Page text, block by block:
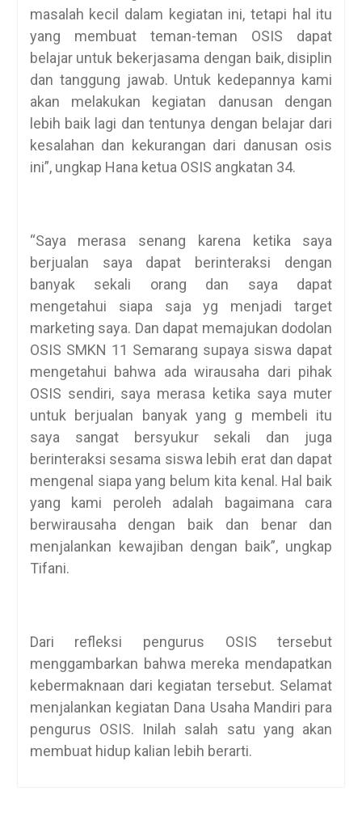
masalah kecil dalam kegiatan ini, tetapi hal itu
yang membuat teman-teman OSIS dapat
belajar untuk bekerjasama dengan baik, disiplin
dan tanggung jawab. Untuk kedepannya kami
akan melakukan kegiatan danusan dengan
lebih baik lagi dan tentunya dengan belajar dari
kesalahan dan kekurangan dari danusan osis
ini”, ungkap Hana ketua OSIS angkatan 34.
“Saya merasa senang karena ketika saya
berjualan saya dapat berinteraksi dengan
banyak sekali orang dan saya dapat
mengetahui siapa saja yg menjadi target
marketing saya. Dan dapat memajukan dodolan
OSIS SMKN 11 Semarang supaya siswa dapat
mengetahui bahwa ada wirausaha dari pihak
OSIS sendiri, saya merasa ketika saya muter
untuk berjualan banyak yang g membeli itu
saya sangat bersyukur sekali dan juga
berinteraksi sesama siswa lebih erat dan dapat
mengenal siapa yang belum kita kenal. Hal baik
yang kami peroleh adalah bagaimana cara
berwirausaha dengan baik dan benar dan
menjalankan kewajiban dengan baik”, ungkap
Tifani.
Dari refleksi pengurus OSIS tersebut
menggambarkan bahwa mereka mendapatkan
kebermaknaan dari kegiatan tersebut. Selamat
menjalankan kegiatan Dana Usaha Mandiri para
pengurus OSIS. Inilah salah satu yang akan
membuat hidup kalian lebih berarti.